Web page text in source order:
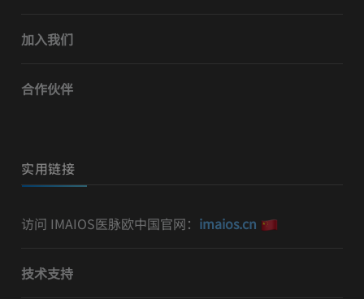
加入我们
合作伙伴
实用链接
访问 IMAIOS医脉欧中国官网： imaios.cn
技术支持